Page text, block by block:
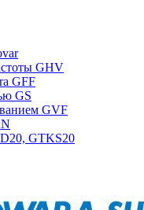
GHV
GFF
GS
GVF
GTKS20